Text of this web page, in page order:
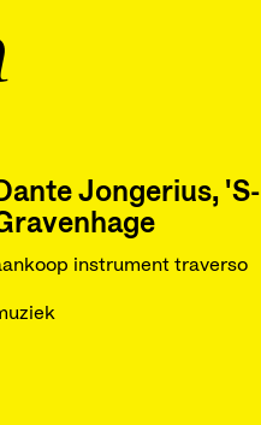
Jongerius, 'S-
instrument traverso